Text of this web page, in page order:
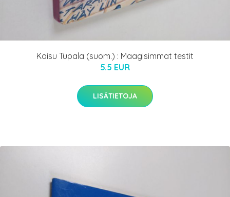
Kaisu Tupala (suom.) : Maagisimmat testit
5.5 EUR
LISÄTIETOJA